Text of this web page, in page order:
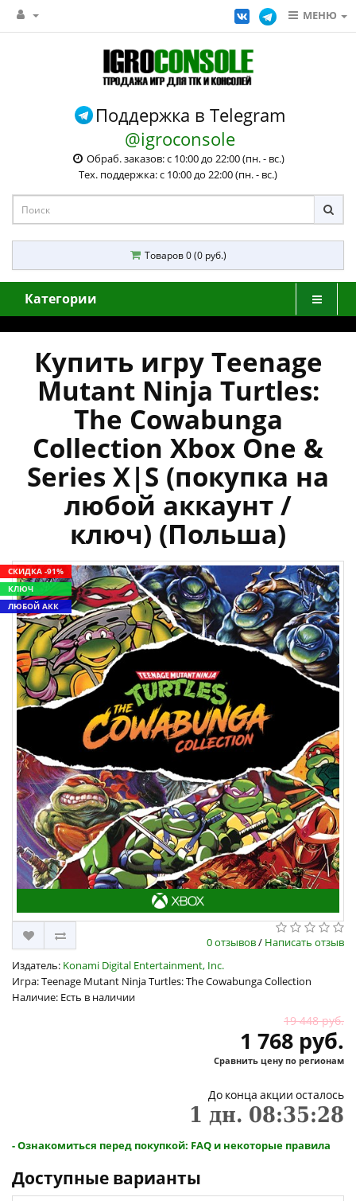
МЕНЮ
Поддержка в Telegram
@igroconsole
Обраб. заказов: с 10:00 до 22:00 (пн. - вс.)
Тех. поддержка: с 10:00 до 22:00 (пн. - вс.)
Товаров 0 (0 руб.)
Категории
Купить игру Teenage
Mutant Ninja Turtles:
The Cowabunga
Collection Xbox One &
Series X|S (покупка на
любой аккаунт /
ключ) (Польша)
СКИДКА -91%
КЛЮЧ
ЛЮБОЙ АКК
0 отзывов/ Написать отзыв
Издатель: Konami Digital Entertainment, Inc.
Игра: Teenage Mutant Ninja Turtles: The Cowabunga Collection
Наличие: Есть в наличии
19 448 руб.
1 768 руб.
Сравнить цену по регионам
До конца акции осталось
1 дн. 08:35:27
- Ознакомиться перед покупкой: FAQ и некоторые правила
Доступные варианты